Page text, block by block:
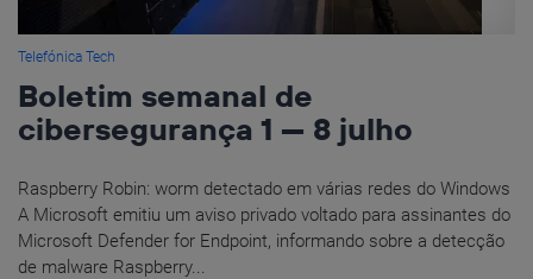
Telefónica Tech
Boletim semanal de
cibersegurança 1 — 8 julho
Raspberry Robin: worm detectado em várias redes do Windows
A Microsoft emitiu um aviso privado voltado para assinantes do
Microsoft Defender for Endpoint, informando sobre a detecção
de malware Raspberry...